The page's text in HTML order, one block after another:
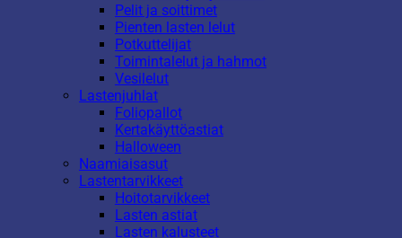
Pelit ja soittimet
Pienten lasten lelut
Potkuttelijat
Toimintalelut ja hahmot
Vesilelut
Lastenjuhlat
Foliopallot
Kertakäyttöastiat
Halloween
Naamiaisasut
Lastentarvikkeet
Hoitotarvikkeet
Lasten astiat
Lasten kalusteet